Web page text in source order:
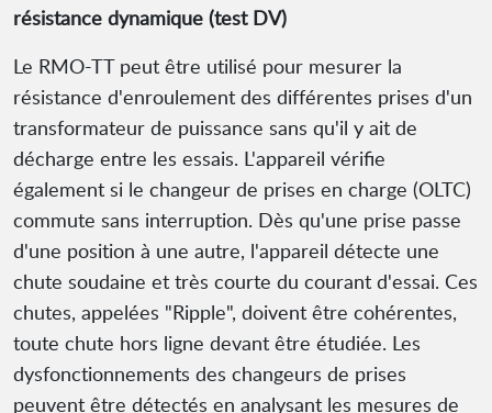
résistance dynamique (test DV)
Le RMO-TT peut être utilisé pour mesurer la
résistance d'enroulement des différentes prises d'un
transformateur de puissance sans qu'il y ait de
décharge entre les essais. L'appareil vérifie
également si le changeur de prises en charge (OLTC)
commute sans interruption. Dès qu'une prise passe
d'une position à une autre, l'appareil détecte une
chute soudaine et très courte du courant d'essai. Ces
chutes, appelées "Ripple", doivent être cohérentes,
toute chute hors ligne devant être étudiée. Les
dysfonctionnements des changeurs de prises
peuvent être détectés en analysant les mesures de